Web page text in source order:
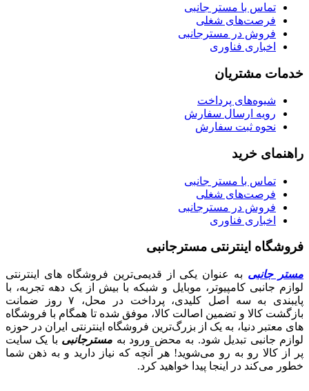
تماس با مستر جانبی
فرصت‌های شغلی
فروش در مسترجانبی
اخباری فناوری
خدمات مشتریان
شیوه‌های پرداخت
رویه ارسال سفارش
نحوه ثبت سفارش
راهنمای خرید
تماس با مستر جانبی
فرصت‌های شغلی
فروش در مسترجانبی
اخباری فناوری
فروشگاه اینترنتی مسترجانبی
مستر جانبی به عنوان یکی از قدیمی‌ترین فروشگاه های اینترنتی
لوازم جانبی کامپیوتر، موبایل و شبکه با بیش از یک دهه تجربه، با
پایبندی به سه اصل کلیدی، پرداخت در محل، ۷ روز ضمانت
بازگشت کالا و تضمین اصالت کالا، موفق شده تا همگام با فروشگاه‌
های معتبر دنیا، به یک از بزرگ‌ترین فروشگاه اینترنتی ایران در حوزه
لوازم جانبی تبدیل شود. به محض ورود به مسترجانبی با یک سایت
پر از کالا رو به رو می‌شوید! هر آنچه که نیاز دارید و به ذهن شما
خطور می‌کند در اینجا پیدا خواهید کرد.